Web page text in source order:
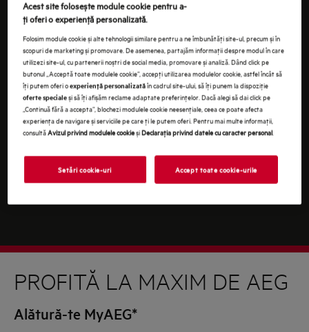
datele tale cu caracter personal, te rugăm să consulţi
declaraţia noastră privindprotecţia Datelor.
PROFITĂ LA MAXIM DE AEG
Alătură-te MyAEG*
Acest site folosește module cookie pentru a-
ţi oferi o experienţă personalizată.
Folosim module cookie și alte tehnologii similare pentru a ne îmbunătăţi site-ul, precum și în
scopuri de marketing și promovare. De asemenea, partajăm informaţii despre modul în care
utilizezi site-ul, cu partenerii noștri de social media, promovare și analiză. Dând click pe
butonul „Acceptă toate modulele cookie”, accepţi utilizarea modulelor cookie, astfel încât să
îţi putem oferi oexperienţă personalizatăîn cadrul site-ului, să îţi punem la dispoziţie
oferte specialeși să îţi afișăm reclame adaptate preferinţelor. Dacă alegi să dai click pe
„Continuă fără a accepta”, blochezi modulele cookie neesenţiale, ceea ce poate afecta
experienţa de navigare și serviciile pe care ţi le putem oferi. Pentru mai multe informaţii,
consultăAvizul privind modulele cookieșiDeclaraţia privind datele cu caracter personal
Setări cookie-uri Accept toate cookie-urile